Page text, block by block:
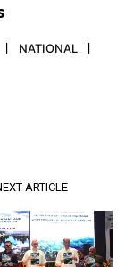
NATIONAL
ARTICLE